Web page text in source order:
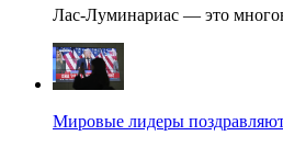
Лас-Луминариас — это
Мировые лидеры